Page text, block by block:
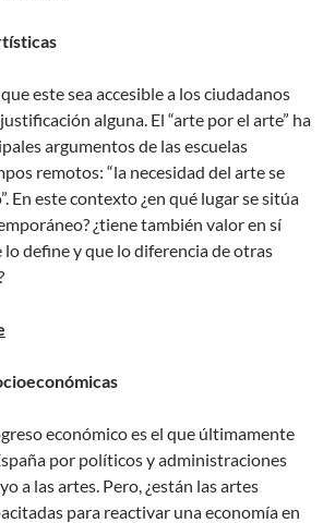
este sea accesible a los ciudadanos
alguna. El “arte por el arte” ha
argumentos de las escuelas
remotos: “la necesidad del arte se
En este contexto ¿en qué lugar se sitúa
¿tiene también valor en sí
lo define y que lo diferencia de otras
económico es el que últimamente
por políticos y administraciones
a las artes. Pero, ¿están las artes
para reactivar una economía en